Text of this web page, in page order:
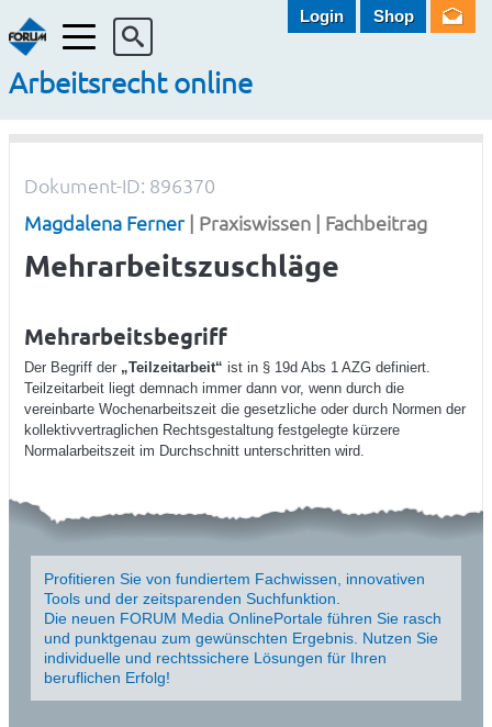
Menü
Arbeitsrecht online
Login Shop
Dokument-ID: 896370
Magdalena Ferner| Praxiswissen | Fachbeitrag
Mehrarbeitszuschläge
Mehrarbeitsbegriff
Der Begriff der „Teilzeitarbeit“ ist in § 19d Abs 1 AZG definiert.
Teilzeitarbeit liegt demnach immer dann vor, wenn durch die
vereinbarte Wochenarbeitszeit die gesetzliche oder durch Normen der
kollektivvertraglichen Rechtsgestaltung festgelegte kürzere
Normalarbeitszeit im Durchschnitt unterschritten wird.
Profitieren Sie von fundiertem Fachwissen, innovativen
Tools und der zeitsparenden Suchfunktion.
Die neuen FORUM Media OnlinePortale führen Sie rasch
und punktgenau zum gewünschten Ergebnis. Nutzen Sie
individuelle und rechtssichere Lösungen für Ihren
beruflichen Erfolg!